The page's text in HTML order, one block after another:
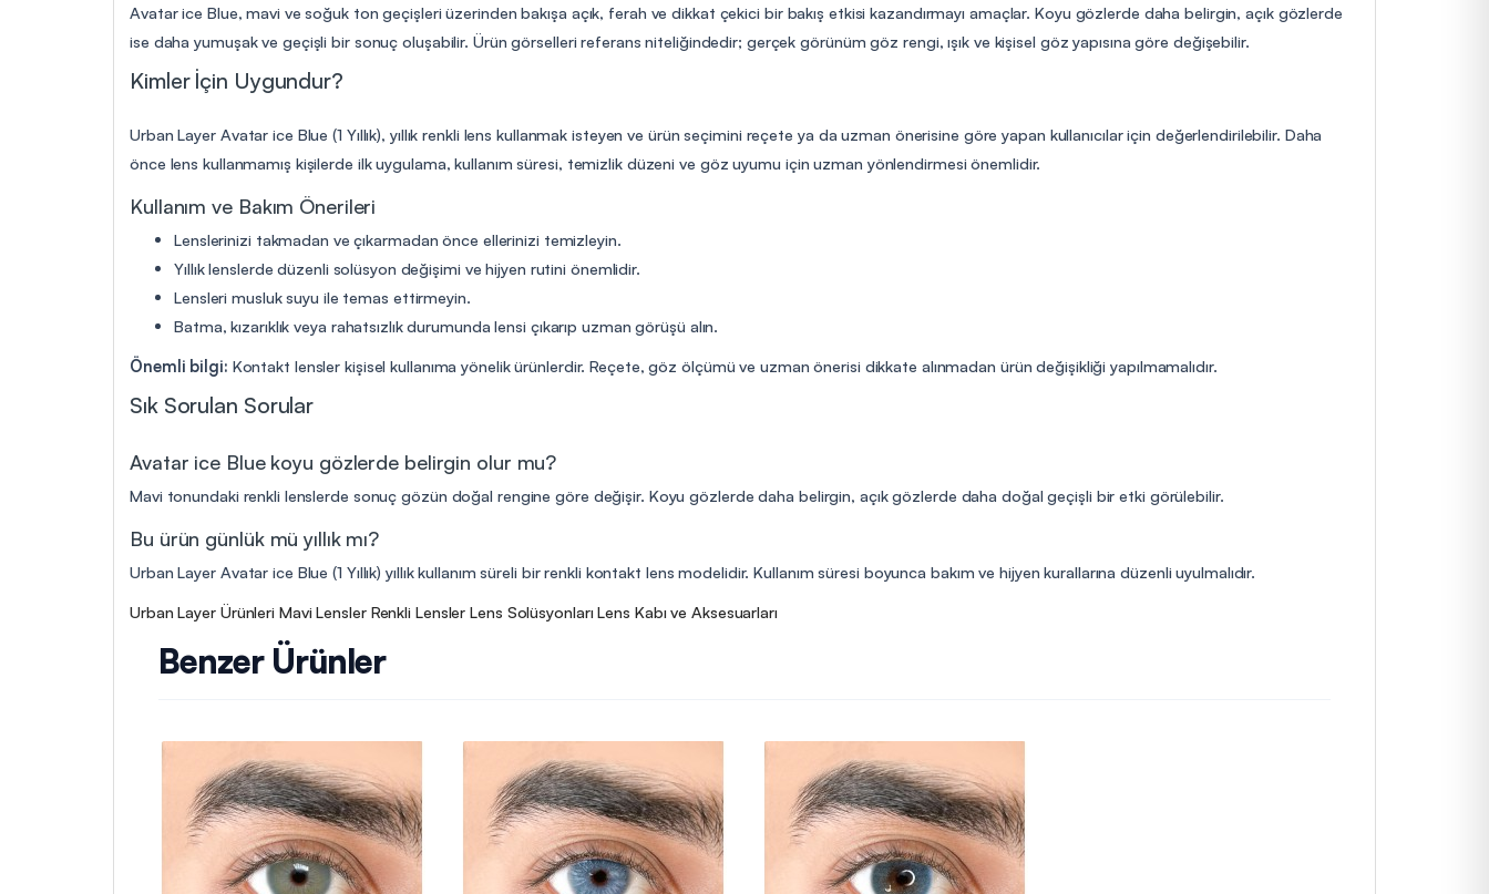
Avatar ice Blue, mavi ve soğuk ton geçişleri üzerinden bakışa açık, ferah ve dikkat çekici bir bakış etkisi kazandırmayı amaçlar. Koyu gözlerde daha belirgin, açık gözlerde
ise daha yumuşak ve geçişli bir sonuç oluşabilir. Ürün görselleri referans niteliğindedir; gerçek görünüm göz rengi, ışık ve kişisel göz yapısına göre değişebilir.
Kimler İçin Uygundur?
Urban Layer Avatar ice Blue (1 Yıllık), yıllık renkli lens kullanmak isteyen ve ürün seçimini reçete ya da uzman önerisine göre yapan kullanıcılar için değerlendirilebilir. Daha
önce lens kullanmamış kişilerde ilk uygulama, kullanım süresi, temizlik düzeni ve göz uyumu için uzman yönlendirmesi önemlidir.
Kullanım ve Bakım Önerileri
Lenslerinizi takmadan ve çıkarmadan önce ellerinizi temizleyin.
Yıllık lenslerde düzenli solüsyon değişimi ve hijyen rutini önemlidir.
Lensleri musluk suyu ile temas ettirmeyin.
Batma, kızarıklık veya rahatsızlık durumunda lensi çıkarıp uzman görüşü alın.
Önemli bilgi: Kontakt lensler kişisel kullanıma yönelik ürünlerdir. Reçete, göz ölçümü ve uzman önerisi dikkate alınmadan ürün değişikliği yapılmamalıdır.
Sık Sorulan Sorular
Avatar ice Blue koyu gözlerde belirgin olur mu?
Mavi tonundaki renkli lenslerde sonuç gözün doğal rengine göre değişir. Koyu gözlerde daha belirgin, açık gözlerde daha doğal geçişli bir etki görülebilir.
Bu ürün günlük mü yıllık mı?
Urban Layer Avatar ice Blue (1 Yıllık) yıllık kullanım süreli bir renkli kontakt lens modelidir. Kullanım süresi boyunca bakım ve hijyen kurallarına düzenli uyulmalıdır.
Urban Layer Ürünleri Mavi Lensler Renkli Lensler Lens Solüsyonları Lens Kabı ve Aksesuarları
Benzer Ürünler